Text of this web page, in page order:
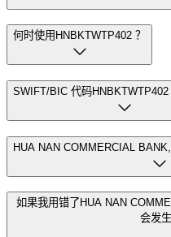
何时使用HNBKTWTP402 ？
SWIFT/BIC 代码HNBKTWTP402
HUA NAN COMMERCIAL
如果我用错了HUA NAN
会发